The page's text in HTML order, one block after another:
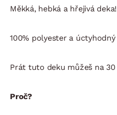
Měkká, hebká a hřejivá deka!
100% polyester a
Prát tuto deku můžeš na 30
Proč?